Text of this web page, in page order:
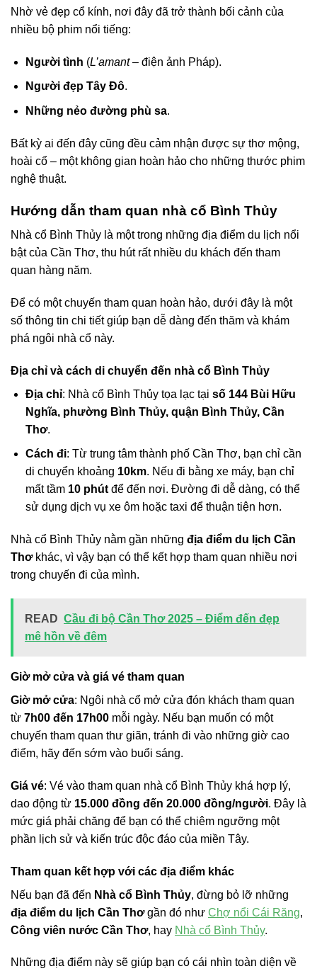
Nhờ vẻ đẹp cổ kính, nơi đây đã trở thành bối cảnh của
nhiều bộ phim nổi tiếng:
Người tình (L’amant– điện ảnh Pháp).
Người đẹp Tây Đô.
Những nẻo đường phù sa.
Bất kỳ ai đến đây cũng đều cảm nhận được sự thơ mộng,
hoài cổ – một không gian hoàn hảo cho những thước phim
nghệ thuật.
Hướng dẫn tham quan nhà cổ Bình Thủy
Nhà cổ Bình Thủy là một trong những địa điểm du lịch nổi
bật của Cần Thơ, thu hút rất nhiều du khách đến tham
quan hàng năm.
Để có một chuyến tham quan hoàn hảo, dưới đây là một
số thông tin chi tiết giúp bạn dễ dàng đến thăm và khám
phá ngôi nhà cổ này.
Địa chỉ và cách di chuyển đến nhà cổ Bình Thủy
Địa chỉ: Nhà cổ Bình Thủy tọa lạc tại số 144 Bùi Hữu
Nghĩa, phường Bình Thủy, quận Bình Thủy, Cần
Thơ.
Cách đi: Từ trung tâm thành phố Cần Thơ, bạn chỉ cần
di chuyển khoảng 10km. Nếu đi bằng xe máy, bạn chỉ
mất tầm 10 phútđể đến nơi. Đường đi dễ dàng, có thể
sử dụng dịch vụ xe ôm hoặc taxi để thuận tiện hơn.
Nhà cổ Bình Thủy nằm gần những địa điểm du lịch Cần
Thơkhác, vì vậy bạn có thể kết hợp tham quan nhiều nơi
trong chuyến đi của mình.
READ Cầu đi bộ Cần Thơ 2025 – Điểm đến đẹp
mê hồn về đêm
Giờ mở cửa và giá vé tham quan
Giờ mở cửa: Ngôi nhà cổ mở cửa đón khách tham quan
từ 7h00 đến 17h00 mỗi ngày. Nếu bạn muốn có một
chuyến tham quan thư giãn, tránh đi vào những giờ cao
điểm, hãy đến sớm vào buổi sáng.
Giá vé: Vé vào tham quan nhà cổ Bình Thủy khá hợp lý,
dao động từ 15.000 đồng đến 20.000 đồng/người. Đây là
mức giá phải chăng để bạn có thể chiêm ngưỡng một
phần lịch sử và kiến trúc độc đáo của miền Tây.
Tham quan kết hợp với các địa điểm khác
Nếu bạn đã đến Nhà cổ Bình Thủy, đừng bỏ lỡ những
địa điểm du lịch Cần Thơgần đó như Chợ nổi Cái Răng,
Công viên nước Cần Thơ, hay Nhà cổ Bình Thủy.
Những địa điểm này sẽ giúp bạn có cái nhìn toàn diện về